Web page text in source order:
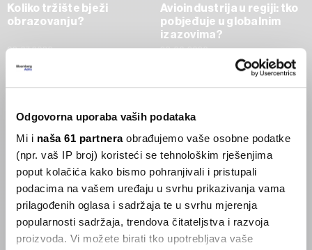
Odgovorna uporaba vaših podataka
Mi i naša 61 partneraobrađujemo vaše osobne podatke
(npr. vaš IP broj) koristeći se tehnološkim rješenjima
poput kolačića kako bismo pohranjivali i pristupali
podacima na vašem uređaju u svrhu prikazivanja vama
prilagođenih oglasa i sadržaja te u svrhu mjerenja
popularnosti sadržaja, trendova čitateljstva i razvoja
proizvoda. Vi možete birati tko upotrebljava vaše
Koliko tržište bježi
obrazovanju?
02.07.2026
Avioindustrija u regiji: tko
pobjeđuje u globalnim
izazovima?
23.06.2026
SVE VIJESTI IZ RUBRIKE ZOOM IN
Businessweek Adria
Korisnici GLP-1 lijekova mršave,
ekonomija se deblja
Visok trošak selidbe kompanija iz Kine